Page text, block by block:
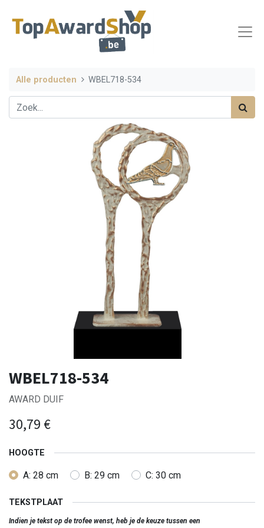
Alle producten WBEL718-534
WBEL718-534
AWARD DUIF
30,79 €
HOOGTE
A: 28 cm B: 29 cm C: 30 cm
TEKSTPLAAT
Indien je tekst op de trofee wenst, heb je de keuze tussen een